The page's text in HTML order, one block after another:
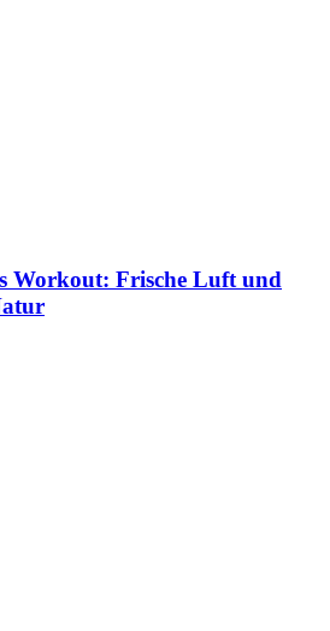
Workout: Frische Luft und